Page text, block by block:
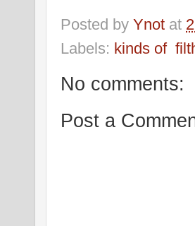
Posted by Ynot at
Labels: kinds of
No comments:
Post a